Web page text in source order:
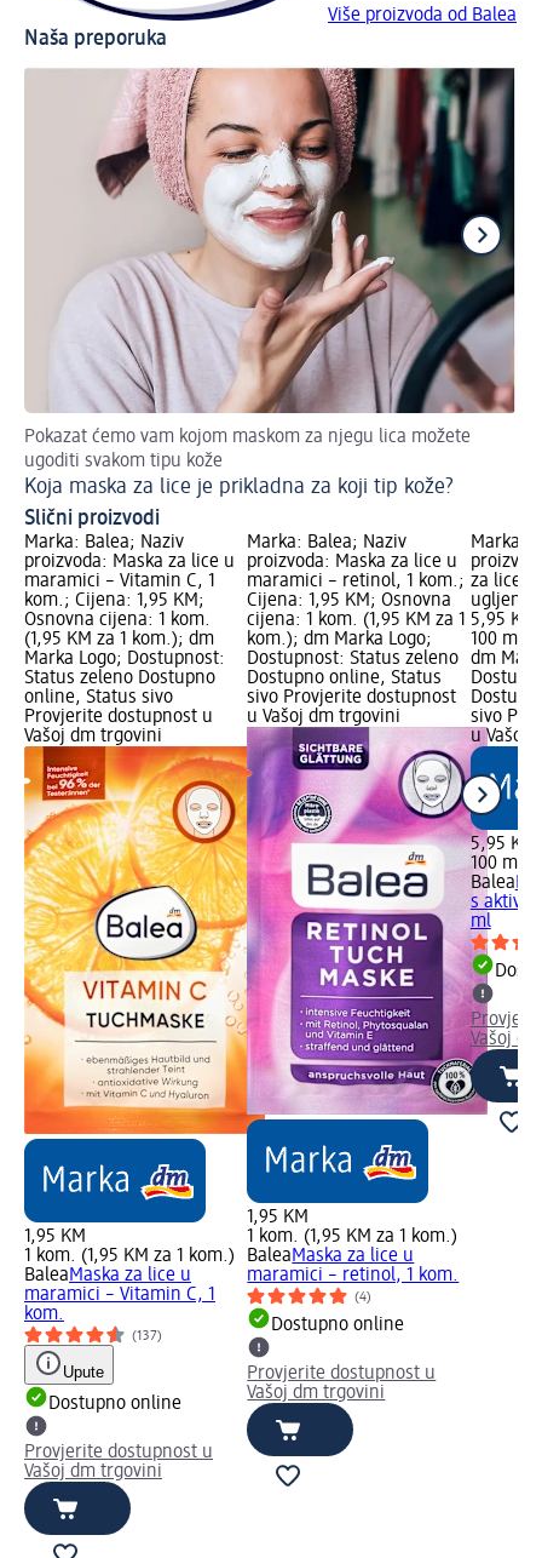
Više proizvoda od Balea
Naša preporuka
Pokazat ćemo vam kojom maskom za njegu lica možete
ugoditi svakom tipu kože
Koja maska za lice je prikladna za koji tip kože?
Slični proizvodi
Marka: Balea; Naziv
proizvoda: Maska za lice u
maramici – Vitamin C, 1
kom.; Cijena: 1,95 KM;
Osnovna cijena: 1 kom.
(1,95 KM za 1 kom.); dm
Marka Logo; Dostupnost:
Status zeleno Dostupno
online, Status sivo
Provjerite dostupnost u
Vašoj dm trgovini
1,95 KM
1 kom. (1,95 KM za 1 kom.)
BaleaMaska za lice u
maramici – Vitamin C, 1
kom.
(137)
Upute
Dostupno online
Provjerite dostupnost u
Vašoj dm trgovini
Marka: Balea; Naziv
proizvoda: Maska za lice u
maramici – retinol, 1 kom.;
Cijena: 1,95 KM; Osnovna
cijena: 1 kom. (1,95 KM za 1
kom.); dm Marka Logo;
Dostupnost: Status zeleno
Dostupno online, Status
sivo Provjerite dostupnost
u Vašoj dm trgovini
1,95 KM
1 kom. (1,95 KM za 1 kom.)
BaleaMaska za lice u
maramici – retinol, 1 kom.
(4)
Dostupno online
Provjerite dostupnost u
Vašoj dm trgovini
Marka:
za lice s
5,95
100 ml
dm
sivo
u Vašoj
5,95 KM
100 ml
Balea
s
ml
Vašoj